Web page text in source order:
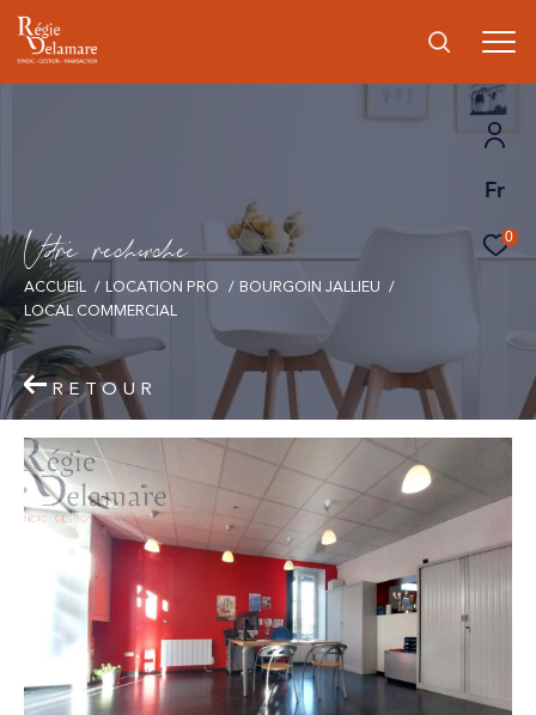
Fr
0
Vore recece
ACCUEIL LOCATION PRO
BOURGOIN JALLIEU
LOCAL COMMERCIAL
RETOUR